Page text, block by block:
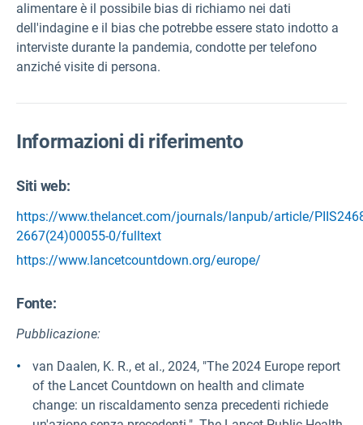
alimentare è il possibile bias di richiamo nei dati
dell'indagine e il bias che potrebbe essere stato indotto a
interviste durante la pandemia, condotte per telefono
anziché visite di persona.
Informazioni di riferimento
Siti web:
https://www.thelancet.com/journals/lanpub/article/
2667(24)00055-0/fulltext
https://www.lancetcountdown.org/europe/
Fonte:
Pubblicazione:
van Daalen, K. R., et al., 2024, "The 2024 Europe report
of the Lancet Countdown on health and climate
change: un riscaldamento senza precedenti richiede